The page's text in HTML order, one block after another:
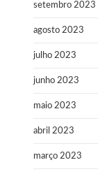
setembro 2023
agosto 2023
julho 2023
junho 2023
maio 2023
abril 2023
março 2023